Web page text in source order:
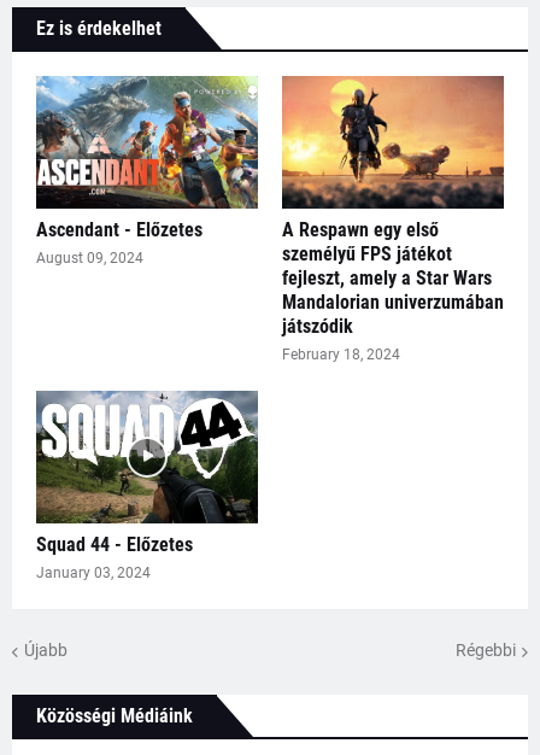
Ez is érdekelhet
Ascendant - Előzetes
August 09, 2024
A Respawn egy első
személyű FPS játékot
fejleszt, amely a Star Wars
Mandalorian univerzumában
játszódik
February 18, 2024
Squad 44 - Előzetes
January 03, 2024
Újabb Régebbi
Közösségi Médiáink